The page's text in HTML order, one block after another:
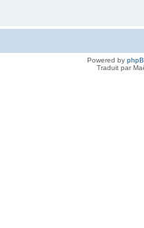
Powered by
Traduit par